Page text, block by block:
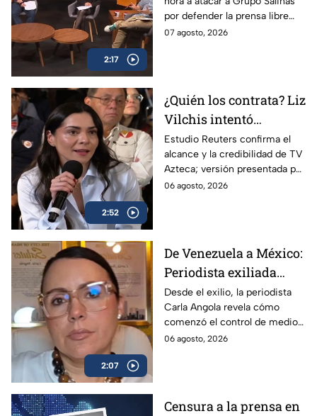
2:17
ataca a TV Azteca por
defender libertad de
expresión
por defender la prensa libre
frente a los intentos de
07 agosto, 2026
2:52
¿Quién los contrata? Liz
Vilchis intentó
desvirtuar estudio de
Reuters sobre la
credibilidad de TV
Azteca
Estudio Reuters confirma el
alcance y la credibilidad de TV
Azteca; versión presentada por
Liz Vilchis fue cuestionada al
06 agosto, 2026
2:07
De Venezuela a México:
Periodista exiliada
alerta sobre los
peligros de censurar a
la prensa
Desde el exilio, la periodista
Carla Angola revela cómo
comenzó el control de medios
en Venezuela y por qué México
06 agosto, 2026
Censura a la prensa en